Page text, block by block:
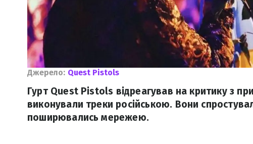
Джерело: Quest Pistols
Гурт Quest Pistols відреагував на критику з
виконували треки російською. Вони
поширювались мережею.